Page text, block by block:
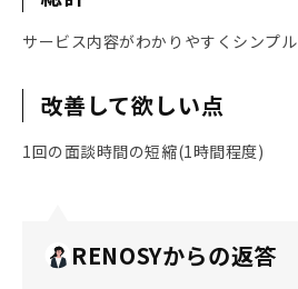
サービス内容がわかりやすくシンプル
改善して欲しい点
1回の面談時間の短縮(1時間程度)
RENOSYからの返答